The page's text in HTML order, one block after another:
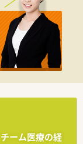
やDIビジネスな
げ右肩上がりの将
に積極的な会社で
、サービス残業や
す。
も含め全額会社負
の割引など、安心
ーム医療の経